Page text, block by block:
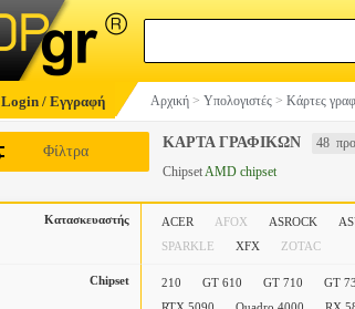
Login / Εγγραφή Αρχική > Υπολογιστές > Κάρτες
ΚΑΡΤΑ ΓΡΑΦΙΚΩΝ 48
Φίλτρα
ChipsetAMD chipset
Κατασκευαστής ACER AFOX ASROCK
SPARKLE
XFX ZOTAC
Chipset 210 GT 610 GT 710 GT